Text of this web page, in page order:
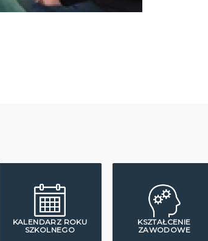
KALENDARZ ROKU
SZKOLNEGO
KSZTAŁCENIE
ZAWODOWE